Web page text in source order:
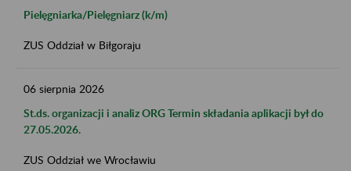
Pielęgniarka/Pielęgniarz (k/m)
ZUS Oddział w Biłgoraju
06 sierpnia 2026
St.ds. organizacji i analiz ORG Termin składania aplikacji był do
27.05.2026.
ZUS Oddział we Wrocławiu